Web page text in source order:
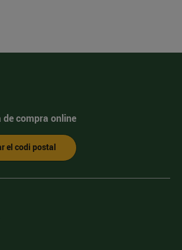
de compra online
el codi postal